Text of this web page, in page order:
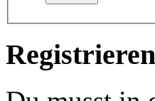
Registrieren